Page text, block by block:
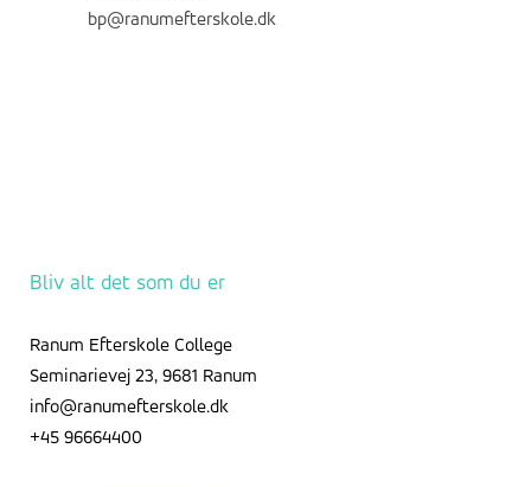
bp@ranumefterskole.dk
Bliv alt det som du er
Ranum Efterskole College
Seminarievej 23, 9681 Ranum
info@ranumefterskole.dk
+45 96664400